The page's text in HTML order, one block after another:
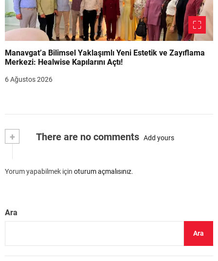
Manavgat’a Bilimsel Yaklaşımlı Yeni Estetik ve Zayıflama
Merkezi: Healwise Kapılarını Açtı!
6 Ağustos 2026
+ There are no comments Add yours
Yorum yapabilmek için oturum açmalısınız.
Ara
Ara